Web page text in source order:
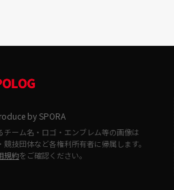
by SPORA
チーム名・ロゴ・エンブレム等の画像は
技団体など各権利所有者に帰属します。
規約をご確認ください。